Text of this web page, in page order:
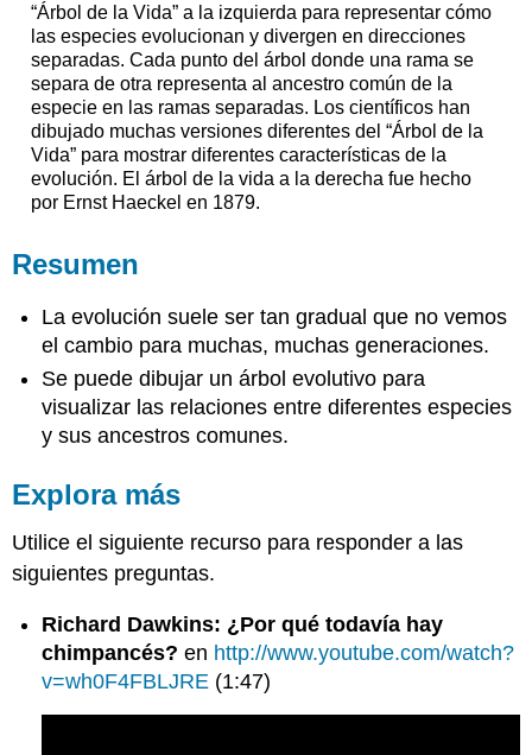
“Árbol de la Vida” a la izquierda para representar cómo
las especies evolucionan y divergen en direcciones
separadas. Cada punto del árbol donde una rama se
separa de otra representa al ancestro común de la
especie en las ramas separadas. Los científicos han
dibujado muchas versiones diferentes del “Árbol de la
Vida” para mostrar diferentes características de la
evolución. El árbol de la vida a la derecha fue hecho
por Ernst Haeckel en 1879.
Resumen
La evolución suele ser tan gradual que no vemos
el cambio para muchas, muchas generaciones.
Se puede dibujar un árbol evolutivo para
visualizar las relaciones entre diferentes especies
y sus ancestros comunes.
Explora más
Utilice el siguiente recurso para responder a las
siguientes preguntas.
Richard Dawkins: ¿Por qué todavía hay
chimpancés?en http://www.youtube.com/watch?
v=wh0F4FBLJRE (1:47)